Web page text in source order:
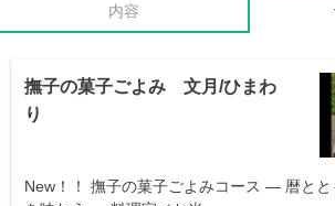
内容
撫子の菓子ごよみ 文月/ひまわ
り
New！！ 撫子の菓子ごよみコース ― 暦とと